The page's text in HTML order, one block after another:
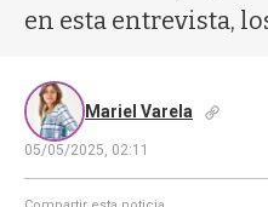
en esta entrevista,
Mariel Varela
05/05/2025, 02:11